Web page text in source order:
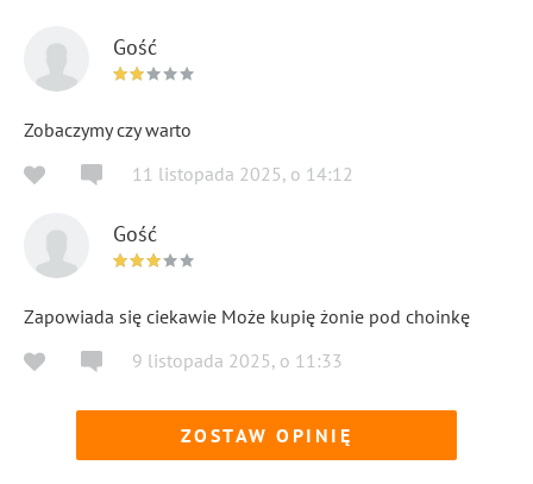
Gość
Zobaczymy czy warto
11 listopada 2025, o 14:12
Gość
Zapowiada się ciekawie Może kupię żonie pod choinkę
9 listopada 2025, o 11:33
ZOSTAW OPINIĘ